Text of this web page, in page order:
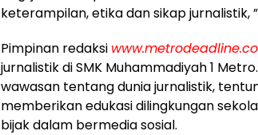
keterampilan, etika dan sikap jurnalistik,
Pimpinan redaksi
jurnalistik di SMK Muhammadiyah 1
wawasan tentang dunia jurnalistik,
memberikan edukasi dilingkungan
bijak dalam bermedia sosial.